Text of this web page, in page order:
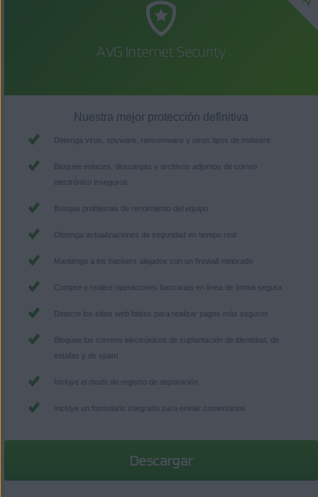
AVG Internet Security
Nuestra mejor protección definitiva
Detenga virus, spyware, ransomware y otros tipos de malware
Bloquee enlaces, descargas y archivos adjuntos de correo
electrónico inseguros
Busque problemas de rendimiento del equipo
Obtenga actualizaciones de seguridad en tiempo real
Mantenga a los hackers alejados con un firewall mejorado
Compre y realice operaciones bancarias en línea de forma segura
Detecte los sitios web falsos para realizar pagos más seguros
Bloquee los correos electrónicos de suplantación de identidad, de
estafas y de spam
Incluye el modo de registro de depuración
Incluye un formulario integrado para enviar comentarios
Descargar